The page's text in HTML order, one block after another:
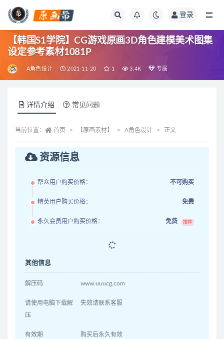
登录
【韩国S1学院】CG游戏原画3D角色建模美术图集
设定参考素材1081P
A角色设计 2021-11-20 1 3.4K 专属
详情介绍 常见问题
当前位置： 首页 【原画素材】 A角色设计 正文
资源信息
帮众用户购买价格： 不可购买
精英用户购买价格： 免费
永久会员用户购买价格： 免费 推荐
其他信息
解压码 www.uuucg.com
请使用电脑下载解
压
失效请联系客服
有效期 购买后永久有效